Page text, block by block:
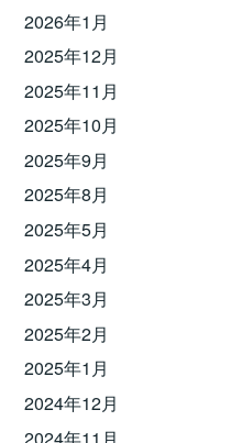
2026年1月
2025年12月
2025年11月
2025年10月
2025年9月
2025年8月
2025年5月
2025年4月
2025年3月
2025年2月
2025年1月
2024年12月
2024年11月